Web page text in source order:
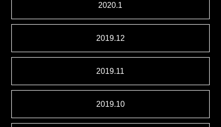
2020.1
2019.12
2019.11
2019.10